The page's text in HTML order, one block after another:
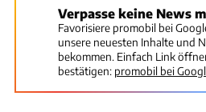
Verpasse keine News
Favorisiere promobil bei
unsere neuesten Inhalte und
bekommen. Einfach Link
bestätigen: promobil bei